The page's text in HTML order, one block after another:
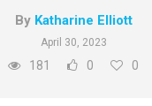
By Katharine Elliott
April 30, 2023
181 0 0